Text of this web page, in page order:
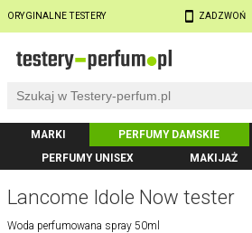
ORYGINALNE TESTERY ZADZWOŃ
MARKI PERFUMY DAMSKIE
PERFUMY UNISEX
MAKIJAŻ
Lancome Idole Now tester
Woda perfumowana spray 50ml